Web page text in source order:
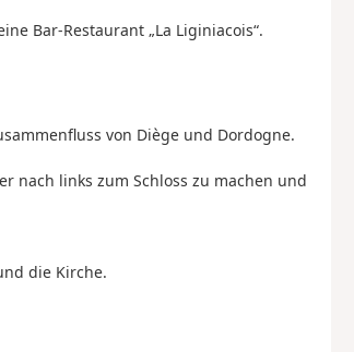
Bar-Restaurant „La Liginiacois“.
von Diège und Dordogne.
nach links zum Schloss zu machen und
die Kirche.